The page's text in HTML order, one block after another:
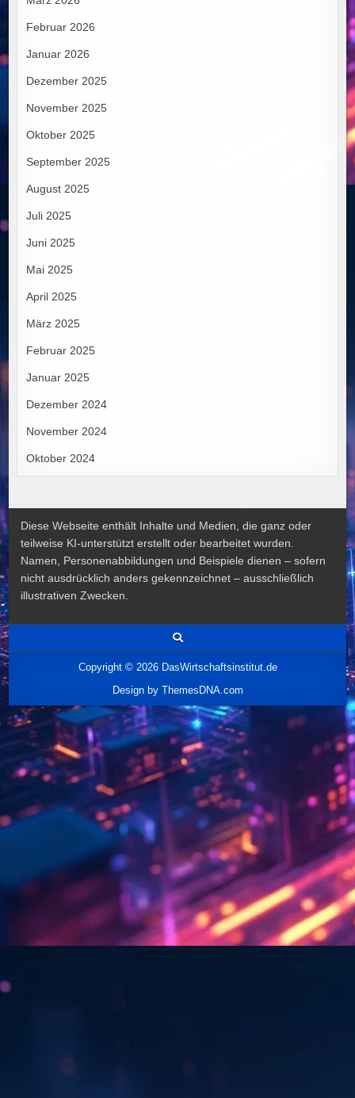
Februar 2026
Januar 2026
Dezember 2025
November 2025
Oktober 2025
September 2025
August 2025
Juli 2025
Juni 2025
Mai 2025
April 2025
März 2025
Februar 2025
Januar 2025
Dezember 2024
November 2024
Oktober 2024
Diese Webseite enthält Inhalte und Medien, die ganz oder
teilweise KI-unterstützt erstellt oder bearbeitet wurden.
Namen, Personenabbildungen und Beispiele dienen – sofern
nicht ausdrücklich anders gekennzeichnet – ausschließlich
illustrativen Zwecken.
Copyright © 2026 DasWirtschaftsinstitut.de
Design by ThemesDNA.com